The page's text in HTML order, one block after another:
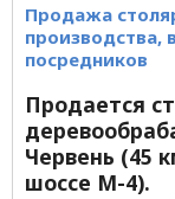
Продажа
производства,
посредников
Продается
Червень (45
шоссе М-4).